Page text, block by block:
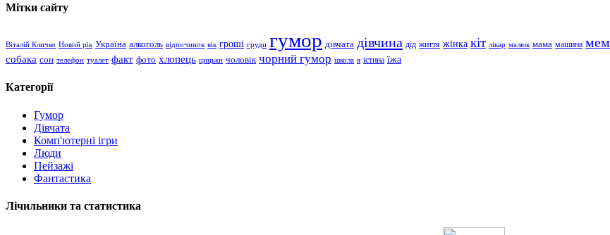
Мітки сайту
Віталій Кличко Новий рік Україна алкоголь відпочинок вік гроші груди гумор дівчата дівчина дід життя жінка кіт лікар малюк мама машина мем
собака сон телефон туалет факт фото хлопець цицьки чоловік чорний гумор школа я істина їжа
Категорії
Гумор
Дівчата
Комп'ютерні ігри
Люди
Пейзажі
Фантастика
Лічильники та статистика